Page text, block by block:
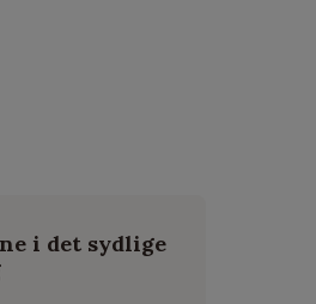
i det sydlige